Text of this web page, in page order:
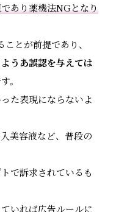
あり薬機法NGとなり
とが前提であり、
うあ誤認を与えては
。
た表現にならないよ
美容液など、普段の
で訴求されているも
いれば広告ルールに